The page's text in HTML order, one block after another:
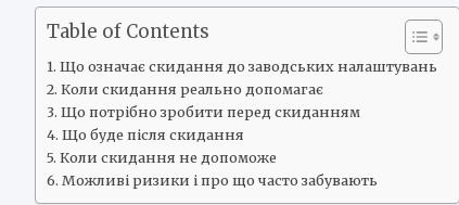
Table of Contents
Що означає скидання до заводських налаштувань
Коли скидання реально допомагає
Що потрібно зробити перед скиданням
Що буде після скидання
Коли скидання не допоможе
Можливі ризики і про що часто забувають